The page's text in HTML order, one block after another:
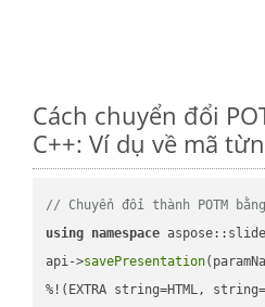
Cách chuyển đổi
C++: Ví dụ về mã
// Chuyển đổi thành POTM
using namespace
api->savePresentation